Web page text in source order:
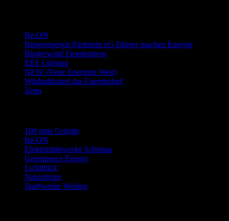
Be-ON
Bürgerenergie Parkstein eG Bürger machen Energie
Bürgerwind Freudenberg
EEE Güssing
NEW (Neue Energien West)
Wildpoldsried das Energiedorf
Zeno
100 gute Gründe
Be-ON
Elektrizitätswerke Schönau
Greenpeace Energy
Lichtblick
Naturstrom
Stadtwerke Weiden